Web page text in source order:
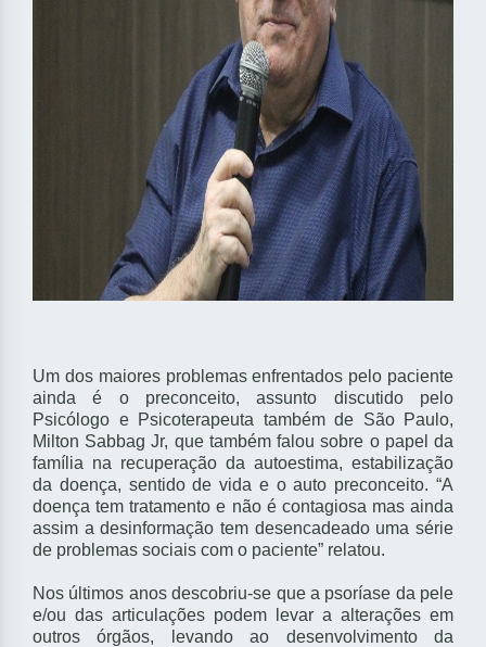
Um dos maiores problemas enfrentados pelo paciente
ainda é o preconceito, assunto discutido pelo
Psicólogo e Psicoterapeuta também de São Paulo,
Milton Sabbag Jr, que também falou sobre o papel da
família na recuperação da autoestima, estabilização
da doença, sentido de vida e o auto preconceito. “A
doença tem tratamento e não é contagiosa mas ainda
assim a desinformação tem desencadeado uma série
de problemas sociais com o paciente” relatou.
Nos últimos anos descobriu-se que a psoríase da pele
e/ou das articulações podem levar a alterações em
outros órgãos, levando ao desenvolvimento da